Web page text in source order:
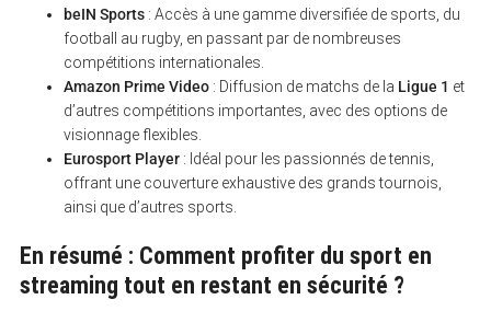
beIN Sports: Accès à une gamme diversifiée de sports, du
football au rugby, en passant par de nombreuses
compétitions internationales.
Amazon Prime Video: Diffusion de matchs de la Ligue 1 et
d’autres compétitions importantes, avec des options de
visionnage flexibles.
Eurosport Player: Idéal pour les passionnés de tennis,
offrant une couverture exhaustive des grands tournois,
ainsi que d’autres sports.
En résumé : Comment profiter du sport en
streaming tout en restant en sécurité ?